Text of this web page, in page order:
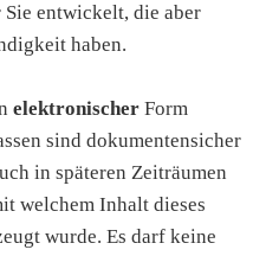
Sie entwickelt, die aber
haben.
elektronischer Form
sind dokumentensicher
in späteren Zeiträumen
welchem Inhalt dieses
wurde. Es darf keine